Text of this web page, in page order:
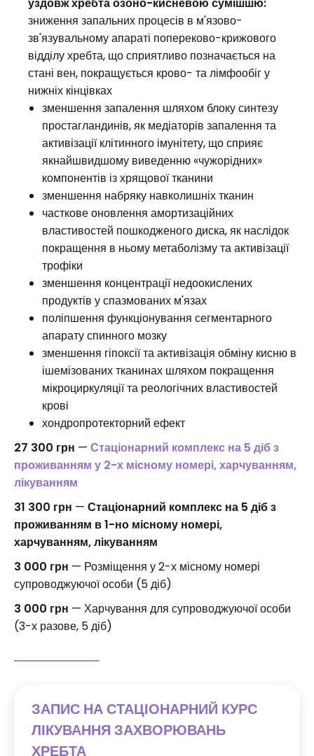
зниження запальних процесів в м'язово-
зв'язувальному апараті попереково-крижового
відділу хребта, що сприятливо позначається на
стані вен, покращується крово- та лімфообіг у
нижніх кінцівках
зменшення запалення шляхом блоку синтезу
простагландинів, як медіаторів запалення та
активізації клітинного імунітету, що сприяє
якнайшвидшому виведенню «чужорідних»
компонентів із хрящової тканини
зменшення набряку навколишніх тканин
часткове оновлення амортизаційних
властивостей пошкодженого диска, як наслідок
покращення в ньому метаболізму та активізації
трофіки
зменшення концентрації недоокислених
продуктів у спазмованих м'язах
поліпшення функціонування сегментарного
апарату спинного мозку
зменшення гіпоксії та активізація обміну кисню в
ішемізованих тканинах шляхом покращення
мікроциркуляції та реологічних властивостей
крові
хондропротекторний ефект
27 300 грн — Стаціонарний комплекс на 5 діб з
проживанням у 2-х місному номері, харчуванням,
лікуванням
31 300 грн — Стаціонарний комплекс на 5 діб з
проживанням в 1-но місному номері,
харчуванням, лікуванням
3 000 грн — Розміщення у 2-х місному номері
супроводжуючої особи (5 діб)
3 000 грн — Харчування для супроводжуючої особи
(3-х разове, 5 діб)
ЗАПИС НА СТАЦІОНАРНИЙ КУРС
ЛІКУВАННЯ ЗАХВОРЮВАНЬ
ХРЕБТА